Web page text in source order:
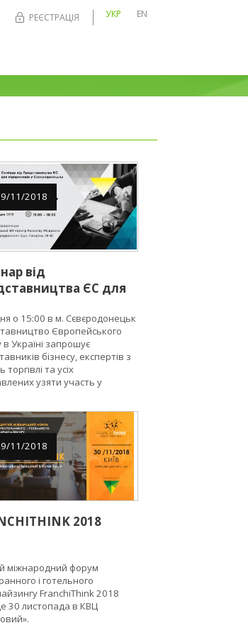
РЕЄСТРАЦІЯ УКР EN
/11/2018
від
ЄС для
та
області «Як
бізнес-партнера в
Союзі?»
о 15:00 в м. Сєвєродонецьк
Європейського
Україні запрошує
бізнесу, експертів з
торгівлі та усіх
узяти участь у
партнерів у Європі та
свою
на ринку
/11/2018
2018
міжнародний форум
і готельного
FranchiThink 2018
30 листопада в КВЦ